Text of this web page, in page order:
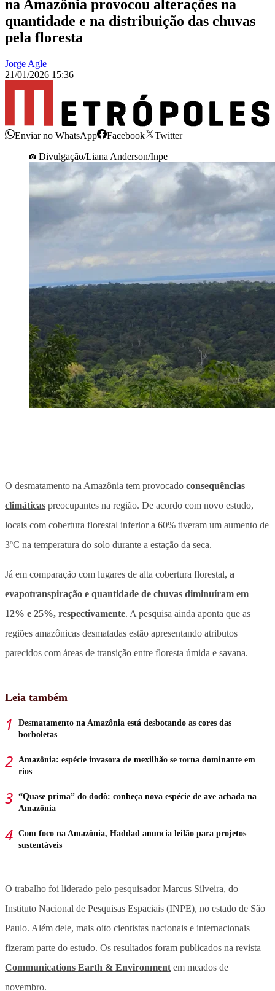
na Amazônia provocou alterações na
quantidade e na distribuição das chuvas
pela floresta
Jorge Agle
21/01/2026 15:36
Enviar no WhatsApp Facebook
Twitter
Divulgação/Liana Anderson/Inpe
O desmatamento na Amazônia tem provocado consequências
climáticas preocupantes na região. De acordo com novo estudo,
locais com cobertura florestal inferior a 60% tiveram um aumento de
3ºC na temperatura do solo durante a estação da seca.
Já em comparação com lugares de alta cobertura florestal, a
evapotranspiração e quantidade de chuvas diminuíram em
12% e 25%, respectivamente. A pesquisa ainda aponta que as
regiões amazônicas desmatadas estão apresentando atributos
parecidos com áreas de transição entre floresta úmida e savana.
Leia também
Desmatamento na Amazônia está desbotando as cores das
borboletas
Amazônia: espécie invasora de mexilhão se torna dominante em
rios
“Quase prima” do dodô: conheça nova espécie de ave achada na
Amazônia
Com foco na Amazônia, Haddad anuncia leilão para projetos
sustentáveis
O trabalho foi liderado pelo pesquisador Marcus Silveira, do
Instituto Nacional de Pesquisas Espaciais (INPE), no estado de São
Paulo. Além dele, mais oito cientistas nacionais e internacionais
fizeram parte do estudo. Os resultados foram publicados na revista
Communications Earth & Environment em meados de
novembro.